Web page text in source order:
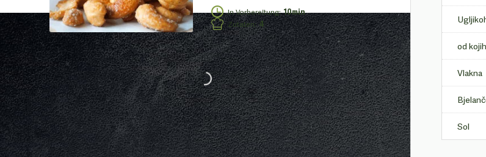
In Vorbereitung: 10min
Zutaten: 4
od
Vlakna
Sol